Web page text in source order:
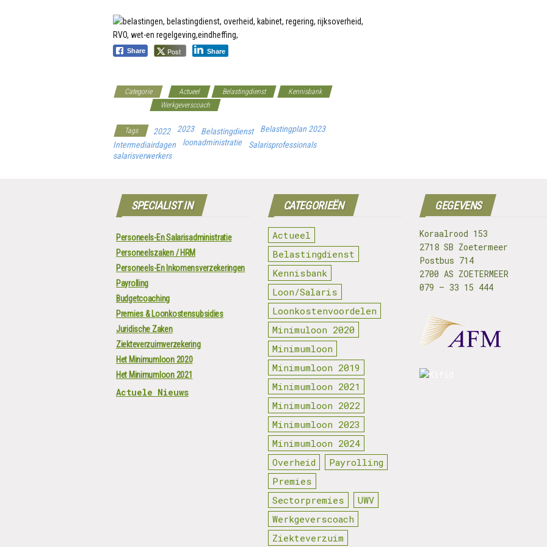
Share Post Share
Categorie Actueel Belastingdienst
Kennisbank
Werkgeverscoach
Tags 2022 2023 Belastingdienst
Belastingplan 2023
Intermediairdagen
loonadministratie
Salarisprofessionals
salarisverwerkers
SPECIALIST IN
Personeels-En Salarisadministratie
Personeelszaken / HRM
Personeels-En Inkomensverzekeringen
Payrolling
Budgetcoaching
Premies & Loonkostensubsidies
Juridische Zaken
Ziekteverzuimverzekering
Het Minimumloon 2020
Het Minimumloon 2021
Actuele Nieuws
CATEGORIEËN
Actueel
Belastingdienst
Kennisbank
Loon/Salaris
Loonkostenvoordelen
Minimuloon 2020
Minimumloon
Minimumloon 2019
Minimumloon 2021
Minimumloon 2022
Minimumloon 2023
Minimumloon 2024
Overheid
Payrolling
Premies
Sectorpremies
UWV
Werkgeverscoach
Ziekteverzuim
GEGEVENS
Koraalrood 153
2718 SB Zoetermeer
Postbus 714
2700 AS ZOETERMEER
079 – 33 15 444